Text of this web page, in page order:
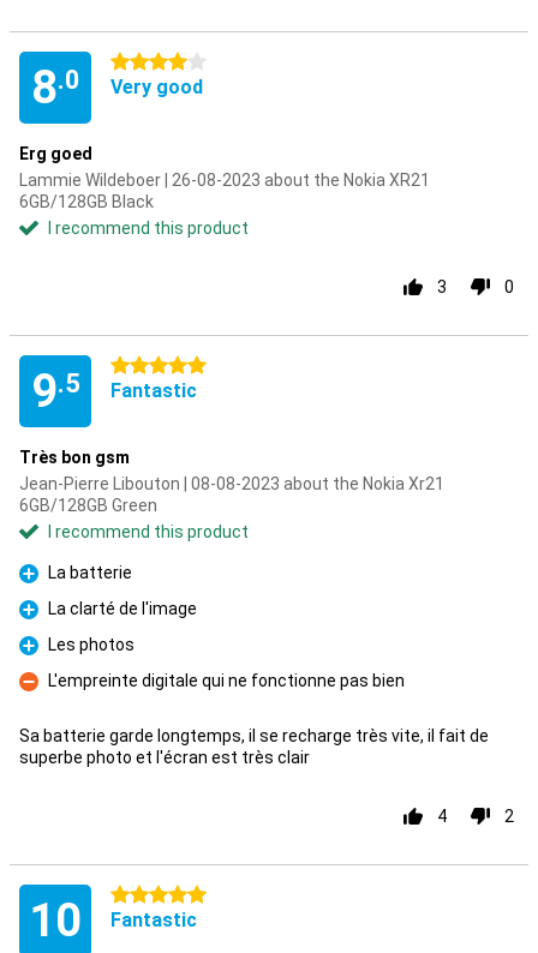
8.0
4 stars
Very good
Erg goed
Lammie Wildeboer | 26-08-2023 about the Nokia XR21
6GB/128GB Black
I recommend this product
3 0
9.5
5 stars
Fantastic
Très bon gsm
Jean-Pierre Libouton | 08-08-2023 about the Nokia Xr21
6GB/128GB Green
I recommend this product
Pro
La batterie
Pro
La clarté de l'image
Pro
Les photos
Con
L'empreinte digitale qui ne fonctionne pas bien
Sa batterie garde longtemps, il se recharge très vite, il fait de
superbe photo et l'écran est très clair
4 2
10 5 stars
Fantastic